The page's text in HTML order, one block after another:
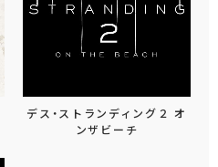
デス・ストランディング２ オ
ンザビーチ